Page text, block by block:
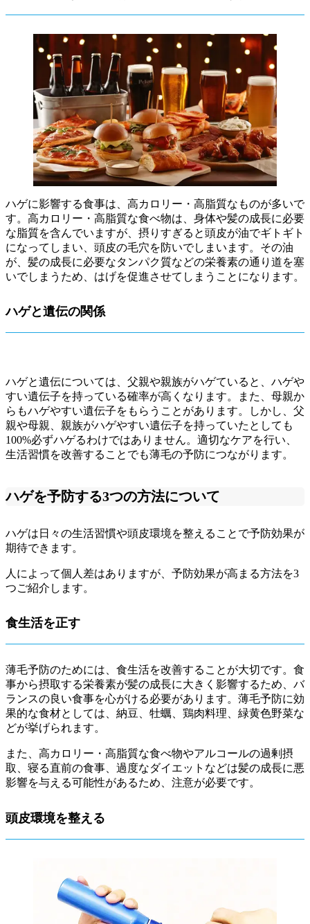
ハゲに影響する食事は、高カロリー・高脂質なものが多いで
す。高カロリー・高脂質な食べ物は、身体や髪の成長に必要
な脂質を含んでいますが、摂りすぎると頭皮が油でギトギト
になってしまい、頭皮の毛穴を防いでしまいます。その油
が、髪の成長に必要なタンパク質などの栄養素の通り道を塞
いでしまうため、はげを促進させてしまうことになります。
ハゲと遺伝の関係
ハゲと遺伝については、父親や親族がハゲていると、ハゲや
すい遺伝子を持っている確率が高くなります。また、母親か
らもハゲやすい遺伝子をもらうことがあります。しかし、父
親や母親、親族がハゲやすい遺伝子を持っていたとしても
100%必ずハゲるわけではありません。適切なケアを行い、
生活習慣を改善することでも薄毛の予防につながります。
ハゲを予防する3つの方法について
ハゲは日々の生活習慣や頭皮環境を整えることで予防効果が
期待できます。
人によって個人差はありますが、予防効果が高まる方法を3
つご紹介します。
食生活を正す
薄毛予防のためには、食生活を改善することが大切です。食
事から摂取する栄養素が髪の成長に大きく影響するため、バ
ランスの良い食事を心がける必要があります。薄毛予防に効
果的な食材としては、納豆、牡蠣、鶏肉料理、緑黄色野菜な
どが挙げられます。
また、高カロリー・高脂質な食べ物やアルコールの過剰摂
取、寝る直前の食事、過度なダイエットなどは髪の成長に悪
影響を与える可能性があるため、注意が必要です。
頭皮環境を整える